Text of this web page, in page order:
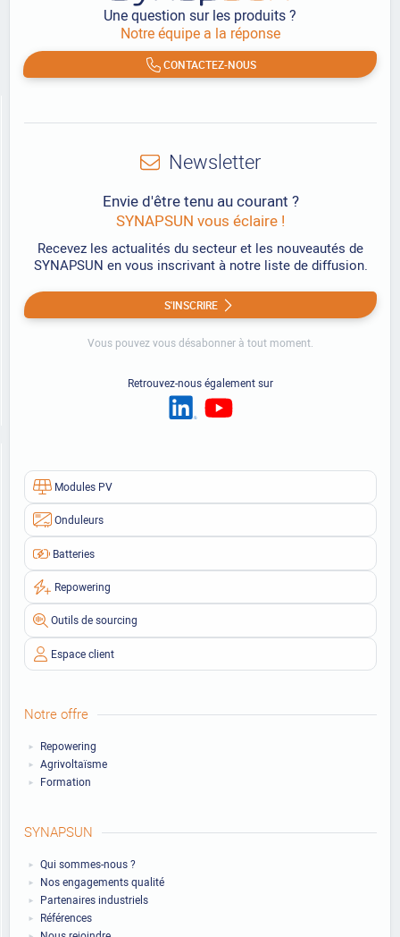
Une question sur les produits ?
Notre équipe a la réponse
CONTACTEZ-NOUS
Modules PV
Onduleurs
Batteries
Repowering
Outils de sourcing
Espace client
Notre offre
Repowering
Agrivoltaïsme
Formation
SYNAPSUN
Qui sommes-nous ?
Nos engagements qualité
Partenaires industriels
Références
Newsletter
Envie d'être tenu au courant ?
SYNAPSUN vous éclaire !
Recevez les actualités du secteur et les nouveautés de
SYNAPSUN en vous inscrivant à notre liste de diffusion.
S'INSCRIRE
Vous pouvez vous désabonner à tout moment.
Retrouvez-nous également sur